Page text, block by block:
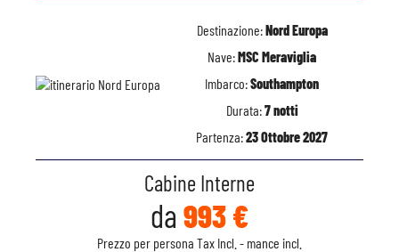
Destinazione:Nord Europa
Nave:MSC Meraviglia
Imbarco:Southampton
Durata:7 notti
Partenza:23 Ottobre 2027
Cabine Interne
da 993 €
Prezzo per persona Tax Incl. - mance incl.